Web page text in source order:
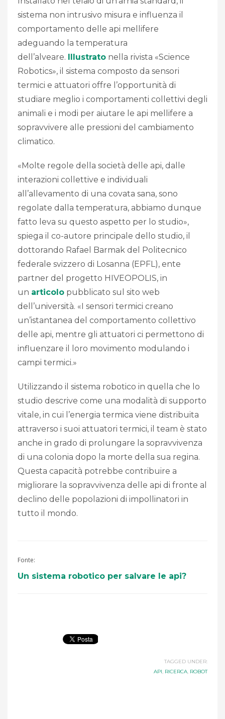
sistema non intrusivo misura e influenza il
comportamento delle api mellifere
adeguando la temperatura
dell’alveare.
Illustrato nella rivista «Science
Robotics», il sistema composto da sensori
termici e attuatori offre l’opportunità di
studiare meglio i comportamenti collettivi degli
animali e i modi per aiutare le api mellifere a
sopravvivere alle pressioni del cambiamento
climatico.
«Molte regole della società delle api, dalle
interazioni collettive e individuali
all’allevamento di una covata sana, sono
regolate dalla temperatura, abbiamo dunque
fatto leva su questo aspetto per lo studio»,
spiega il co-autore principale dello studio, il
dottorando Rafael Barmak del Politecnico
federale svizzero di Losanna (EPFL), ente
partner del progetto HIVEOPOLIS, in
un articolo pubblicato sul sito web
dell’università. «I sensori termici creano
un’istantanea del comportamento collettivo
delle api, mentre gli attuatori ci permettono di
influenzare il loro movimento modulando i
campi termici.»
Utilizzando il sistema robotico in quella che lo
studio descrive come una modalità di supporto
vitale, in cui l’energia termica viene distribuita
attraverso i suoi attuatori termici, il team è stato
anche in grado di prolungare la sopravvivenza
di una colonia dopo la morte della sua regina.
Questa capacità potrebbe contribuire a
migliorare la sopravvivenza delle api di fronte al
declino delle popolazioni di impollinatori in
tutto il mondo.
Fonte:
Un sistema robotico per salvare le api?
TAGGED UNDER:
API, RICERCA, ROBOT